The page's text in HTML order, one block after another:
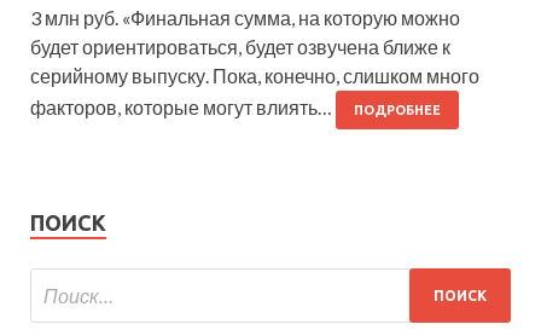
3 млн руб. «Финальная сумма, на которую можно
будет ориентироваться, будет озвучена ближе к
серийному выпуску. Пока, конечно, слишком много
факторов, которые могут влиять…
ПОДРОБНЕЕ
ПОИСК